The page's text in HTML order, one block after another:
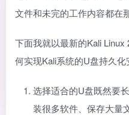
文件和未完的工作内容都在那
下面我就以最新的Kali
何实现Kali系统的U盘持久化
选择适合的U盘既然要
装很多软件、保存大量